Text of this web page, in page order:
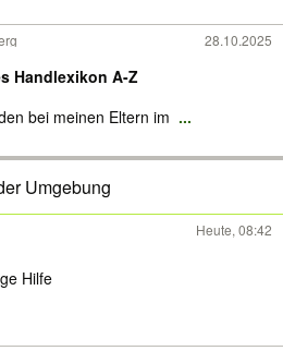
28.10.2025
Handlexikon A-Z
bei meinen Eltern im ...
Umgebung
Heute, 08:42
Hilfe